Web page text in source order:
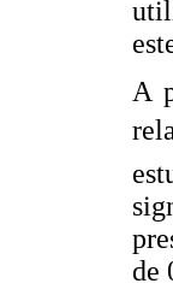
A
de